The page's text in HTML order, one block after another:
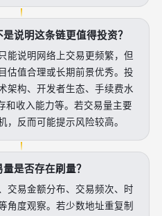
说明这条链更值得投资？
能说明网络上交易更频繁，但
估值合理或长期前景优秀。投
架构、开发者生态、手续费水
和收入能力等。若交易量主要
，反而可能提示风险较高。
是否存在刷量？
交易金额分布、交易频次、时
角度观察。若少数地址重复制